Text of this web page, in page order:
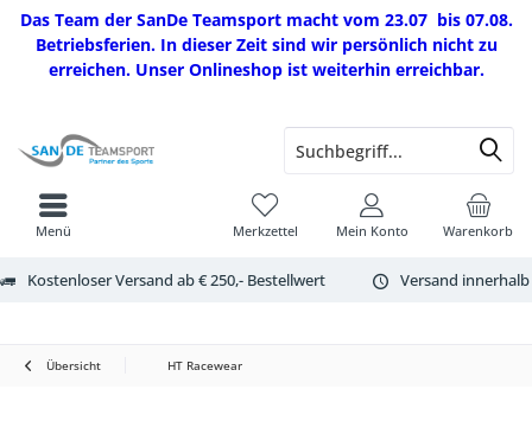
Das Team der SanDe Teamsport macht vom 23.07 bis 07.08.
Betriebsferien. In dieser Zeit sind wir persönlich nicht zu
erreichen. Unser Onlineshop ist weiterhin erreichbar.
Kostenloser Versand ab € 250,- Bestellwert Versand
Warenkorb
Merkzettel Mein Konto
Menü
Übersicht HT Racewear